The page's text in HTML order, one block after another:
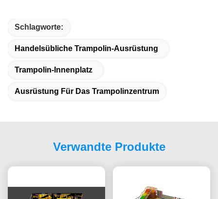
Schlagworte:
Handelsübliche Trampolin-Ausrüstung
Trampolin-Innenplatz
Ausrüstung Für Das Trampolinzentrum
Verwandte Produkte